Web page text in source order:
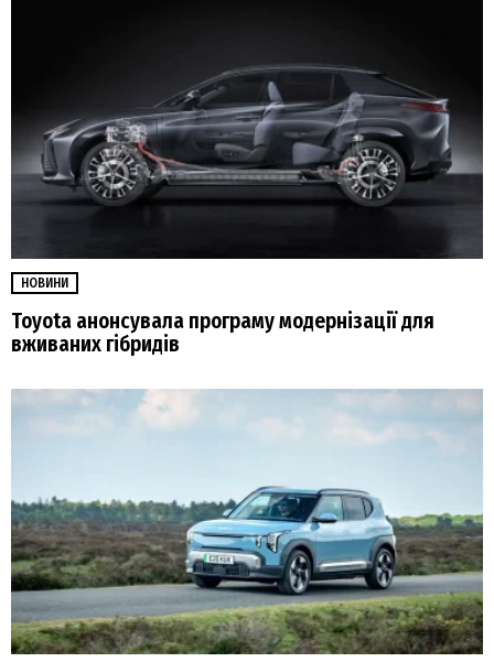
НОВИНИ
Toyota анонсувала програму модернізації для
вживаних гібридів